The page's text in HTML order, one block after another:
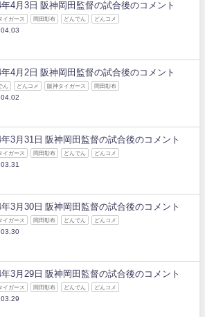
年4月3日 阪神岡田監督の試合後のコメント
イガース 岡田彰布 どんでん どんコメ
年4月2日 阪神岡田監督の試合後のコメント
ん どんコメ 阪神タイガース 岡田彰布
年3月31日 阪神岡田監督の試合後のコメント
イガース 岡田彰布 どんでん どんコメ
年3月30日 阪神岡田監督の試合後のコメント
イガース 岡田彰布 どんでん どんコメ
年3月29日 阪神岡田監督の試合後のコメント
イガース 岡田彰布 どんでん どんコメ